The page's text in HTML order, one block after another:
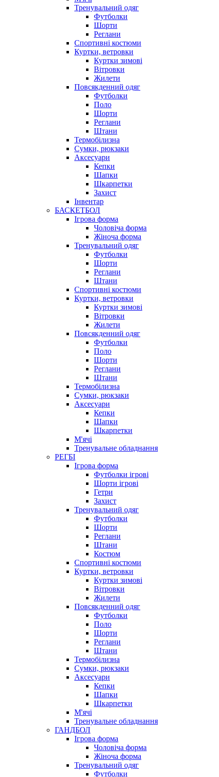
Тренувальний одяг
Футболки
Шорти
Реглани
Спортивні костюми
Куртки, ветровки
Куртки зимові
Вітровки
Жилети
Повсякденний одяг
Футболки
Поло
Шорти
Реглани
Штани
Термобілизна
Сумки, рюкзаки
Аксесуари
Кепки
Шапки
Шкарпетки
Захист
Інвентар
БАСКЕТБОЛ
Ігрова форма
Чоловіча форма
Жіноча форма
Тренувальний одяг
Футболки
Шорти
Реглани
Штани
Спортивні костюми
Куртки, ветровки
Куртки зимові
Вітровки
Жилети
Повсякденний одяг
Футболки
Поло
Шорти
Реглани
Штани
Термобілизна
Сумки, рюкзаки
Аксесуари
Кепки
Шапки
Шкарпетки
М'ячі
Тренувальне обладнання
РЕГБІ
Ігрова форма
Футболки ігрові
Шорти ігрові
Гетри
Захист
Тренувальний одяг
Футболки
Шорти
Реглани
Штани
Костюм
Спортивні костюми
Куртки, ветровки
Куртки зимові
Вітровки
Жилети
Повсякденний одяг
Футболки
Поло
Шорти
Реглани
Штани
Термобілизна
Сумки, рюкзаки
Аксесуари
Кепки
Шапки
Шкарпетки
М'ячі
Тренувальне обладнання
ГАНДБОЛ
Ігрова форма
Чоловіча форма
Жіноча форма
Тренувальний одяг
Футболки